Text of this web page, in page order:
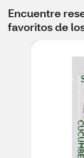
Encuentre
favoritos de